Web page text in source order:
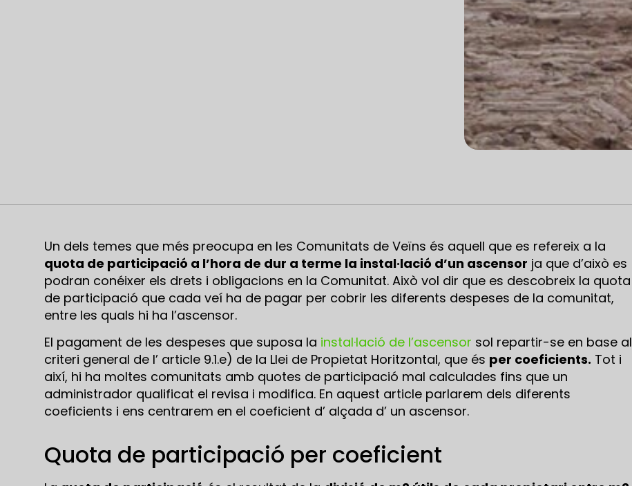
Un dels temes que més preocupa en les Comunitats de Veïns és aquell que es refereix a la
quota de participació a l’hora de dur a terme la instal·lació d’un ascensor ja que d’això es
podran conéixer els drets i obligacions en la Comunitat. Això vol dir que es descobreix la quota
de participació que cada veí ha de pagar per cobrir les diferents despeses de la comunitat,
entre les quals hi ha l’ascensor.
El pagament de les despeses que suposa la instal·lació de l’ascensor sol repartir-se en base al
criteri general de l’ article 9.1.e) de la Llei de Propietat Horitzontal, que és per coeficients. Tot i
així, hi ha moltes comunitats amb quotes de participació mal calculades fins que un
administrador qualificat el revisa i modifica. En aquest article parlarem dels diferents
coeficients i ens centrarem en el coeficient d’ alçada d’ un ascensor.
Quota de participació per coeficient